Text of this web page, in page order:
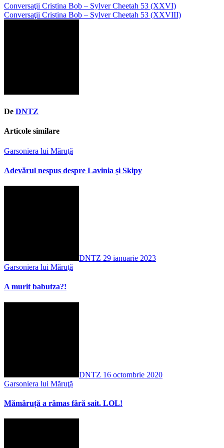
Navigare
în
Conversaţii Cristina Bob – Sylver Cheetah 53 (XXVI)
Conversaţii Cristina Bob – Sylver Cheetah 53 (XXVIII)
De DNTZ
Articole similare
Garsoniera lui Măruţă
Adevărul nespus despre Lavinia și Skipy
DNTZ 29 ianuarie 2023
Garsoniera lui Măruţă
A murit babutza?!
DNTZ 16 octombrie 2020
Garsoniera lui Măruţă
Mămăruță a rămas fără sait. LOL!